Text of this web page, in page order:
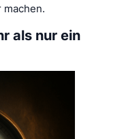
machen.
als nur ein